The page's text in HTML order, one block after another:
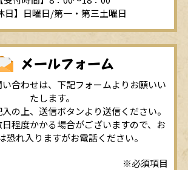
日】日曜日/第一・第三土曜日
メールフォーム
い合わせは、下記フォームよりお願いい
たします。
の上、送信ボタンより送信ください。
程度かかる場合がございますので、お
恐れ入りますがお電話ください。
※必須項目